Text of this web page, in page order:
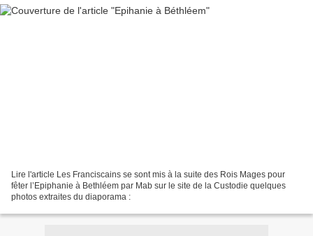
Lire l'article Les Franciscains se sont mis à la suite des Rois Mages pour
fêter l’Epiphanie à Bethléem par Mab sur le site de la Custodie quelques
photos extraites du diaporama :